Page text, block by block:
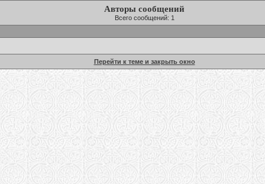
Авторы сообщений
Всего сообщений: 1
Перейти к теме и закрыть окно